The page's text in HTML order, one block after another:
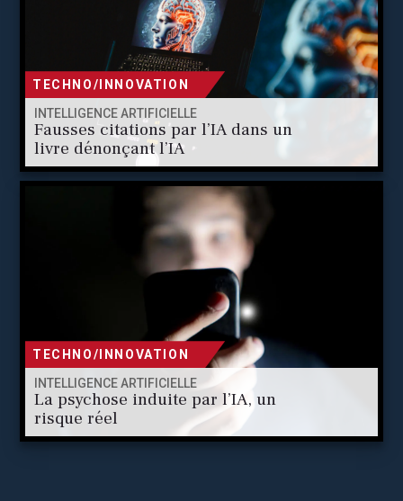
TECHNO/INNOVATION
INTELLIGENCE ARTIFICIELLE
Fausses citations par l’IA dans un
livre dénonçant l’IA
TECHNO/INNOVATION
INTELLIGENCE ARTIFICIELLE
La psychose induite par l’IA, un
risque réel